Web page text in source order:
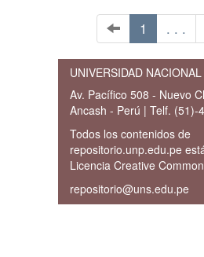
1 . . .
UNIVERSIDAD
Av. Pacífico 508 - Nuevo
Ancash - Perú | Telf. (51)-
Todos los contenidos de
repositorio.unp.edu.pe
Licencia Creative
repositorio@uns.edu.pe